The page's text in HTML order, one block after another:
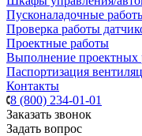
Пусконаладочные
Проверка работы
Проектные работы
Выполнение проектных
Паспортизация
Контакты
8 (800) 234-01-01
Заказать звонок
Задать вопрос